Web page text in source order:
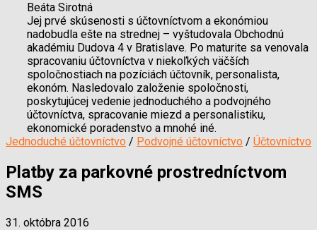
Beáta Sirotná
Jej prvé skúsenosti s účtovníctvom a ekonómiou
nadobudla ešte na strednej – vyštudovala Obchodnú
akadémiu Dudova 4 v Bratislave. Po maturite sa venovala
spracovaniu účtovníctva v niekoľkých väčších
spoločnostiach na pozíciách účtovník, personalista,
ekonóm. Nasledovalo založenie spoločnosti,
poskytujúcej vedenie jednoduchého a podvojného
účtovníctva, spracovanie miezd a personalistiku,
ekonomické poradenstvo a mnohé iné.
Jednoduché účtovníctvo / Podvojné účtovníctvo / Účtovníctvo
Platby za parkovné prostredníctvom
SMS
31. októbra 2016